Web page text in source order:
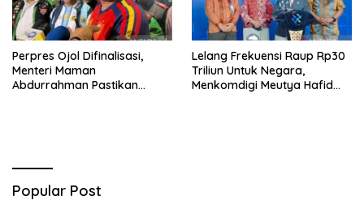
Perpres Ojol Difinalisasi,
Menteri Maman
Abdurrahman Pastikan
Lelang Frekuensi Raup Rp30
Triliun Untuk Negara,
Menkomdigi Meutya Hafid
Popular Post